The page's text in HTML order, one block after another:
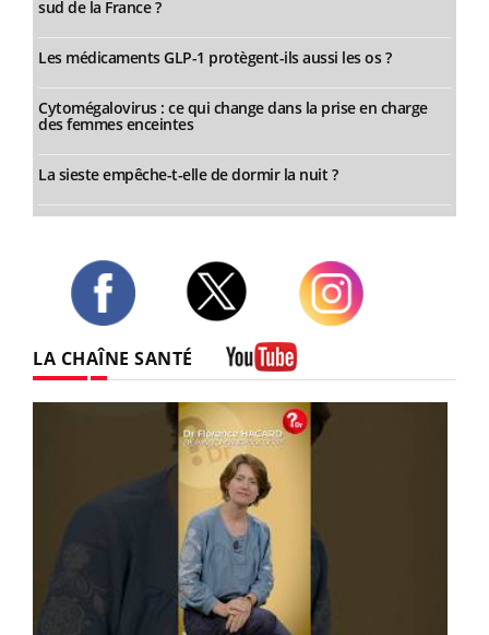
sud de la France ?
Les médicaments GLP-1 protègent-ils aussi les os ?
Cytomégalovirus : ce qui change dans la prise en charge
des femmes enceintes
La sieste empêche-t-elle de dormir la nuit ?
LA CHAÎNE SANTÉ